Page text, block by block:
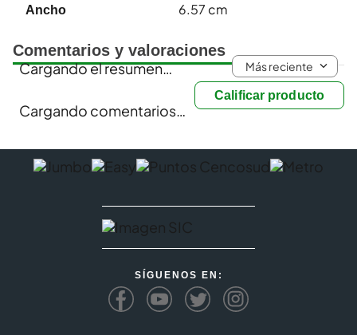
Ancho 6.57 cm
Comentarios y valoraciones
Calificar producto
Cargando el resumen… Más reciente
Cargando comentarios…
SÍGUENOS EN: